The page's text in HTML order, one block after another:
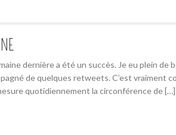
dernière a été un succès. Je eu plein de
de quelques retweets. C’est vraiment
quotidiennement la circonférence de […]